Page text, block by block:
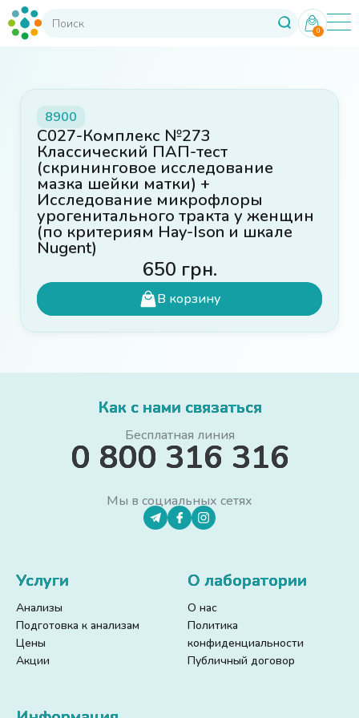
0
8900
C027-Комплекс №273
Классический ПАП-тест
(скрининговое исследование
мазка шейки матки) +
Исследование микрофлоры
урогенитального тракта у женщин
(по критериям Hay-Ison и шкале
Nugent)
650 грн.
В корзину
Как с нами связаться
Бесплатная линия
0 800 316 316
Мы в социальных сетях
Услуги
Анализы
Подготовка к анализам
Цены
Акции
О лаборатории
О нас
Политика
конфиденциальности
Публичный договор